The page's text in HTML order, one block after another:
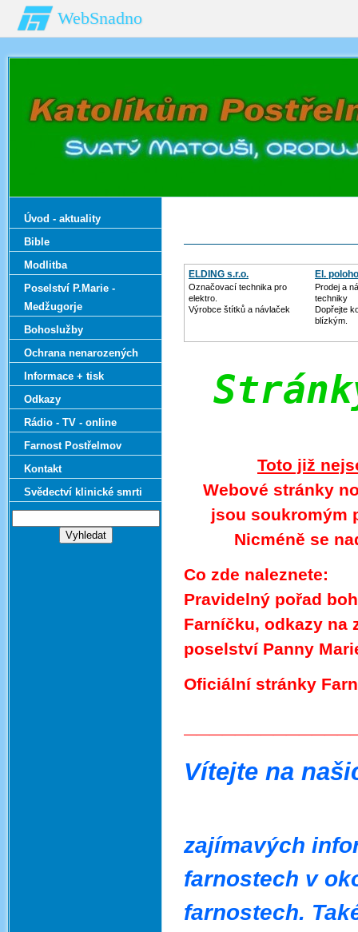
WebSnadno
ELDING s.r.o.
Označovací technika pro
elektro.
Výrobce štítků a návlaček
El.
Prodej a
techniky
Dopřejte
blízkým.
Toto již
Webové stránky
jsou soukromým
Nicméně se
Co zde naleznete:
Pravidelný pořad
Farníčku, odkazy na
poselství Panny
Oficiální stránky
Vítejte
zajímavých
farnostech v
farnostech.
Úvod - aktuality
Bible
Modlitba
Poselství P.Marie -
Medžugorje
Bohoslužby
Ochrana nenarozených
Informace + tisk
Odkazy
Rádio - TV - online
Farnost Postřelmov
Kontakt
Svědectví klinické smrti